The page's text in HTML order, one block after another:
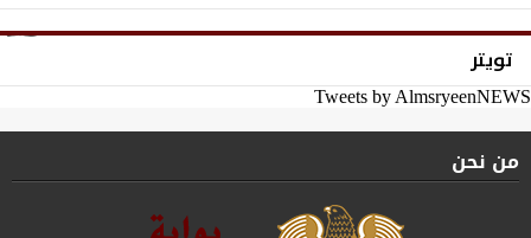
تويتر
Tweets by AlmsryeenNEWS
من نحن